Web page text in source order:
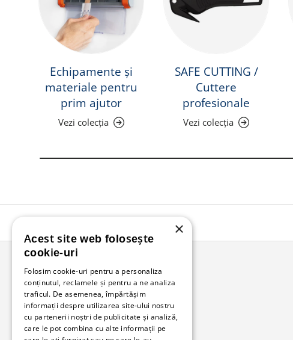
Echipamente și
materiale pentru
prim ajutor
Vezi colecția
SAFE CUTTING /
Cuttere
profesionale
Vezi colecția
Bunzl Romania
Soluții complete pentru afacerea ta.
×
Acest site web folosește
cookie-uri
Folosim cookie-uri pentru a personaliza
conținutul, reclamele și pentru a ne analiza
traficul. De asemenea, împărtășim
informații despre utilizarea site-ului nostru
cu partenerii noștri de publicitate și analiză,
care le pot combina cu alte informații pe